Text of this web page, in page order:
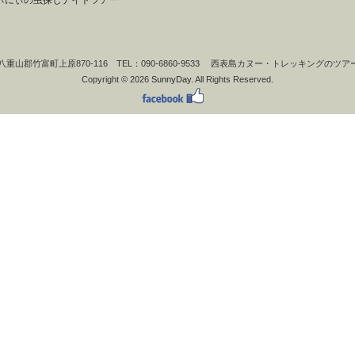
重山郡竹富町上原870-116 TEL：090-6860-9533 西表島カヌー・トレッキングのツア
Copyright © 2026 SunnyDay. All Rights Reserved.